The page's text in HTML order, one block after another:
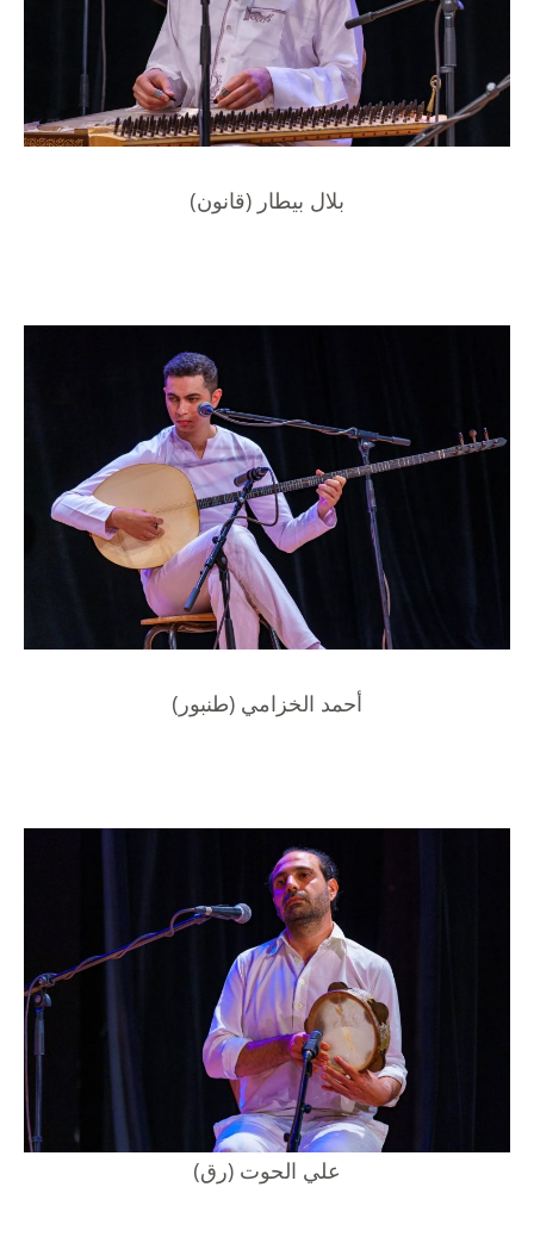
بلال بيطار (قانون)
أحمد الخزامي (طنبور)
علي الحوت (رق)